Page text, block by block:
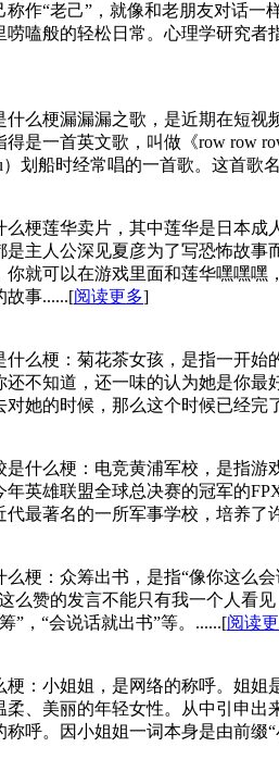
称作“老己”，就像和老朋友对话一
唠嗑般的轻松日常。心理学研究者
什么梗漏漏漏之歌，是​近期在短
得是一首英文歌，叫做《row row
）划船时经常唱的一首歌。这首
么梗莲华卖片，其中莲华是日本成
是主人公深见夏彦为了写恐怖故
你就可以在游戏里面和莲华嘿嘿
故事......[阅读更多]
什么梗：菊花茶女孩，是指一开
还不知道，还一味的认为她是你
对她的时候，那么这个时候已经
是什么梗：电竞黄浦军校，是指
年英雄联盟全球总决赛的冠军的
代最著名的一所军事学校，培养
么梗：众筹出书，是指“像你这么
么赞的发言不能只有我一个人看
”，“会说话就出书”等。......[阅读
梗：小姐姐，是网络的称呼。姐姐
柔、美丽的年轻女性。从中引申出
称呼。因小姐姐一词本身是由前